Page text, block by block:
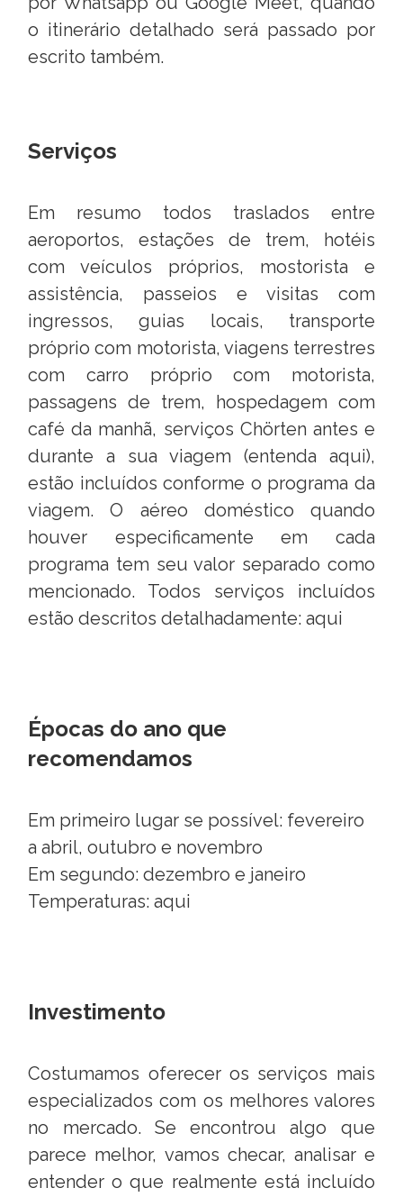
o itinerário detalhado será passado por
escrito também.
Serviços
Em resumo todos traslados entre
aeroportos, estações de trem, hotéis
com veículos próprios, mostorista e
assistência, passeios e visitas com
ingressos, guias locais, transporte
próprio com motorista, viagens terrestres
com carro próprio com motorista,
passagens de trem, hospedagem com
café da manhã, serviços Chörten antes e
durante a sua viagem (entenda aqui),
estão incluídos conforme o programa da
viagem. O aéreo doméstico quando
houver especificamente em cada
programa tem seu valor separado como
mencionado. Todos serviços incluídos
estão descritos detalhadamente:aqui
Épocas do ano que
recomendamos
Em primeiro lugar se possível: fevereiro
a abril, outubro e novembro
Em segundo: dezembro e janeiro
Temperaturas:aqui
Investimento
Costumamos oferecer os serviços mais
especializados com os melhores valores
no mercado. Se encontrou algo que
parece melhor, vamos checar, analisar e
entender o que realmente está incluído